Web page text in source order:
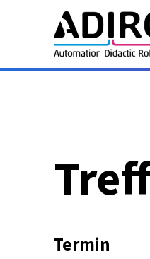
Termin